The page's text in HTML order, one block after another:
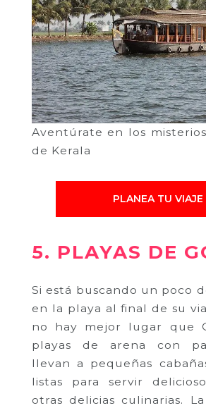
Aventúrate en los
de Kerala
PLANEA TU VIAJE
5. PLAYAS DE
Si está buscando un poco
en la playa al final de su
no hay mejor lugar que
playas de arena con
llevan a pequeñas
listas para servir
otras delicias culinarias.